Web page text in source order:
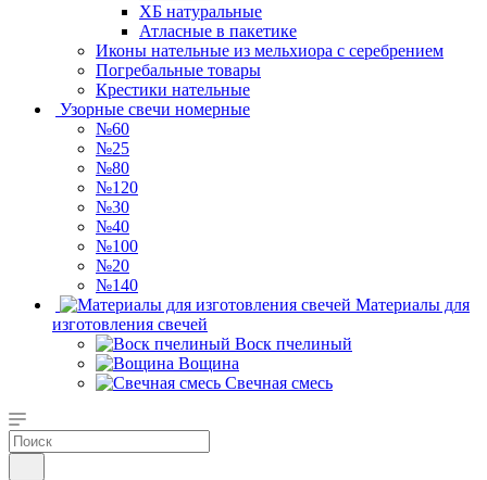
ХБ натуральные
Атласные в пакетике
Иконы нательные из мельхиора с серебрением
Погребальные товары
Крестики нательные
Узорные свечи номерные
№60
№25
№80
№120
№30
№40
№100
№20
№140
Материалы для
изготовления свечей
Воск пчелиный
Вощина
Свечная смесь